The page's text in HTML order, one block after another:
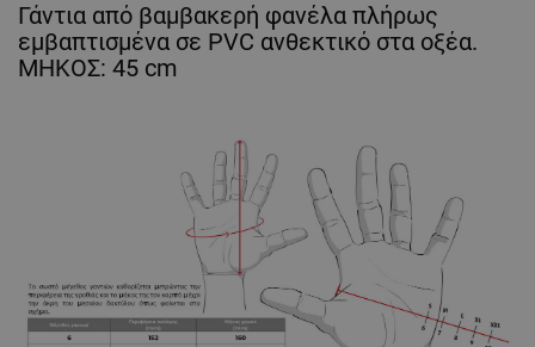
Γάντια από βαμβακερή φανέλα πλήρως
εμβαπτισμένα σε PVC ανθεκτικό στα οξέα.
ΜΗΚΟΣ: 45 cm